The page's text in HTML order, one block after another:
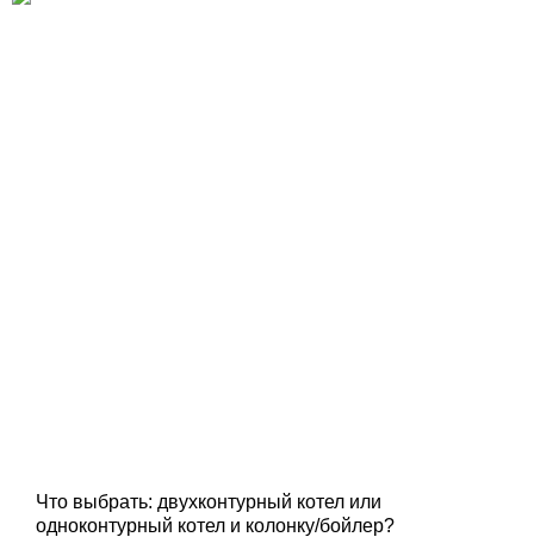
Что выбрать: двухконтурный котел или
одноконтурный котел и колонку/бойлер?